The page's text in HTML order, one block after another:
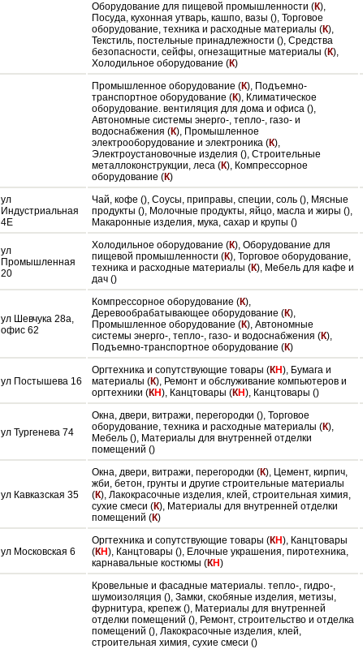
Оборудование для пищевой промышленности (К),
Посуда, кухонная утварь, кашпо, вазы (), Торговое
оборудование, техника и расходные материалы (К),
Текстиль, постельные принадлежности (), Средства
безопасности, сейфы, огнезащитные материалы (К),
Холодильное оборудование (К)
Промышленное оборудование (К), Подъемно-
транспортное оборудование (К), Климатическое
оборудование. вентиляция для дома и офиса (),
Автономные системы энерго-, тепло-, газо- и
водоснабжения (К), Промышленное
электрооборудование и электроника (К),
Электроустановочные изделия (), Строительные
металлоконструкции, леса (К), Компрессорное
оборудование (К)
ул
Индустриальная
4Е
Чай, кофе (), Соусы, приправы, специи, соль (), Мясные
продукты (), Молочные продукты, яйцо, масла и жиры (),
Макаронные изделия, мука, сахар и крупы ()
ул
Промышленная
20
Холодильное оборудование (К), Оборудование для
пищевой промышленности (К), Торговое оборудование,
техника и расходные материалы (К), Мебель для кафе и
дач ()
ул Шевчука 28а,
офис 62
Компрессорное оборудование (К),
Деревообрабатывающее оборудование (К),
Промышленное оборудование (К), Автономные
системы энерго-, тепло-, газо- и водоснабжения (К),
Подъемно-транспортное оборудование (К)
ул Постышева 16
Оргтехника и сопутствующие товары (КН), Бумага и
материалы (К), Ремонт и обслуживание компьютеров и
оргтехники (КН), Канцтовары (КН), Канцтовары ()
ул Тургенева 74
Окна, двери, витражи, перегородки (), Торговое
оборудование, техника и расходные материалы (К),
Мебель (), Материалы для внутренней отделки
помещений ()
ул Кавказская 35
Окна, двери, витражи, перегородки (К), Цемент, кирпич,
жби, бетон, грунты и другие строительные материалы
(К), Лакокрасочные изделия, клей, строительная химия,
сухие смеси (К), Материалы для внутренней отделки
помещений (К)
ул Московская 6
Оргтехника и сопутствующие товары (КН), Канцтовары
(КН), Канцтовары (), Елочные украшения, пиротехника,
карнавальные костюмы (КН)
Кровельные и фасадные материалы. тепло-, гидро-,
шумоизоляция (), Замки, скобяные изделия, метизы,
фурнитура, крепеж (), Материалы для внутренней
отделки помещений (), Ремонт, строительство и отделка
помещений (), Лакокрасочные изделия, клей,
строительная химия, сухие смеси ()